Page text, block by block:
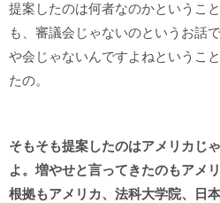
提案したのは何者なのかというこ
も、審議会じゃないのというお話
や会じゃないんですよねというこ
たの。
そもそも提案したのはアメリカじ
よ。増やせと言ってきたのもアメ
根拠もアメリカ、法科大学院、日